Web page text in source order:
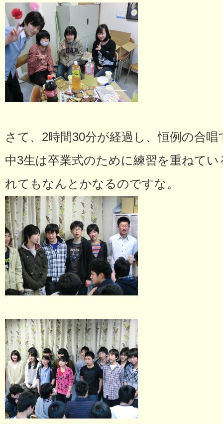
さて、2時間30分が経過し、恒例の合
中3生は卒業式のために練習を重ねて
れてもなんとかなるのですな。